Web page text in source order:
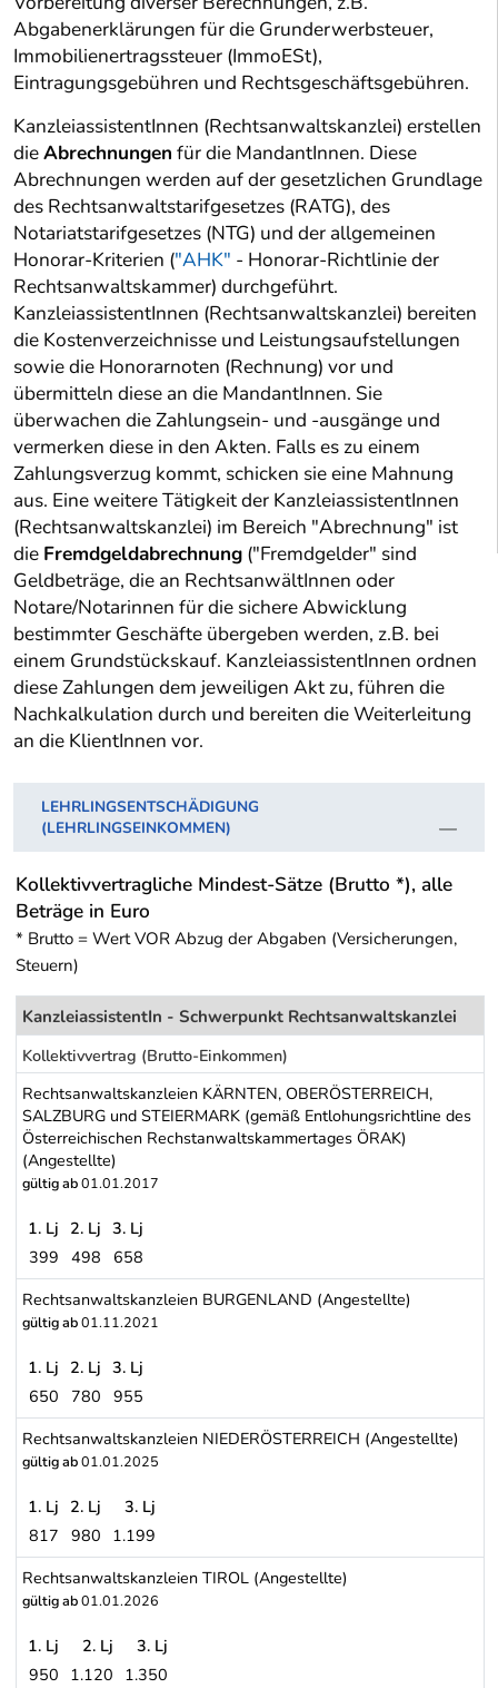
Abgabenerklärungen für die Grunderwerbsteuer,
Immobilienertragssteuer (ImmoESt),
Eintragungsgebühren und Rechtsgeschäftsgebühren.
KanzleiassistentInnen (Rechtsanwaltskanzlei) erstellen
dieAbrechnungen für die MandantInnen. Diese
Abrechnungen werden auf der gesetzlichen Grundlage
des Rechtsanwaltstarifgesetzes (RATG), des
Notariatstarifgesetzes (NTG) und der allgemeinen
Honorar-Kriterien ("AHK" - Honorar-Richtlinie der
Rechtsanwaltskammer) durchgeführt.
KanzleiassistentInnen (Rechtsanwaltskanzlei) bereiten
die Kostenverzeichnisse und Leistungsaufstellungen
sowie die Honorarnoten (Rechnung) vor und
übermitteln diese an die MandantInnen. Sie
überwachen die Zahlungsein- und -ausgänge und
vermerken diese in den Akten. Falls es zu einem
Zahlungsverzug kommt, schicken sie eine Mahnung
aus. Eine weitere Tätigkeit der KanzleiassistentInnen
(Rechtsanwaltskanzlei) im Bereich "Abrechnung" ist
die Fremdgeldabrechnung ("Fremdgelder" sind
Geldbeträge, die an RechtsanwältInnen oder
Notare/Notarinnen für die sichere Abwicklung
bestimmter Geschäfte übergeben werden, z.B. bei
einem Grundstückskauf. KanzleiassistentInnen ordnen
diese Zahlungen dem jeweiligen Akt zu, führen die
Nachkalkulation durch und bereiten die Weiterleitung
an die KlientInnen vor.
LEHRLINGSENTSCHÄDIGUNG
(LEHRLINGSEINKOMMEN)
Kollektivvertragliche Mindest-Sätze (Brutto *), alle
Beträge in Euro
* Brutto = Wert VOR Abzug der Abgaben (Versicherungen,
Steuern)
KanzleiassistentIn - Schwerpunkt Rechtsanwaltskanzlei
Kollektivvertrag (Brutto-Einkommen)
Rechtsanwaltskanzleien KÄRNTEN, OBERÖSTERREICH,
SALZBURG und STEIERMARK (gemäß Entlohungsrichtline des
Österreichischen Rechstanwaltskammertages ÖRAK)
(Angestellte)
gültig ab01.01.2017
Rechtsanwaltskanzleien KÄRNTEN, OBERÖSTERREICH,
1. Lj 2. Lj 3. Lj
399 498
658
Rechtsanwaltskanzleien BURGENLAND (Angestellte)
gültig ab01.11.2021
Rechtsanwaltskanzleien BURGENLAND (Angestellte)
1. Lj 2. Lj 3. Lj
650
780 955
Rechtsanwaltskanzleien NIEDERÖSTERREICH (Angestellte)
gültig ab01.01.2025
Rechtsanwaltskanzleien NIEDERÖSTERREICH (Angestellte)
1. Lj 2. Lj
3. Lj
817 980 1.199
Rechtsanwaltskanzleien TIROL (Angestellte)
gültig ab01.01.2026
1. Lj 2. Lj
3. Lj
950 1.120 1.350